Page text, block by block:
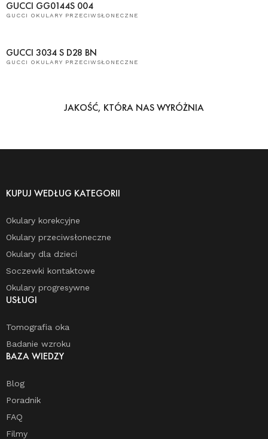
GUCCI GG0144S 004
GUCCI OKULARY PRZECIWSŁONECZNE
GUCCI 3034 S D28 BN
GUCCI OKULARY PRZECIWSŁONECZNE
JAKOŚĆ, KTÓRA NAS WYRÓŻNIA
KUPUJ WEDŁUG KATEGORII
Okulary korekcyjne
Okulary przeciwsłoneczne
Okulary dla dzieci
Soczewki kontaktowe
Okulary progresywne
USŁUGI
Tomografia oka
Badanie wzroku
BAZA WIEDZY
Blog
Poradnik
FAQ
Filmy